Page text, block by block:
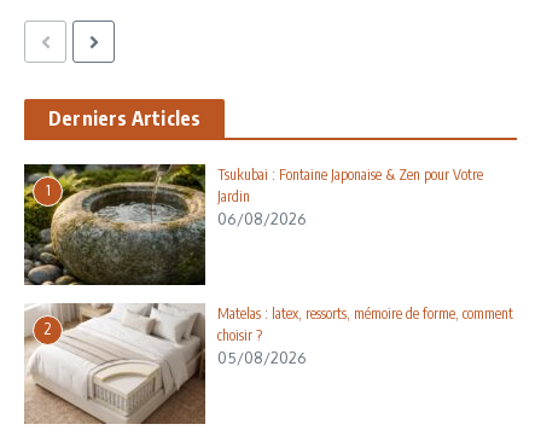
Derniers Articles
1
Tsukubai : Fontaine Japonaise & Zen pour Votre
Jardin
06/08/2026
2
Matelas : latex, ressorts, mémoire de forme, comment
choisir ?
05/08/2026